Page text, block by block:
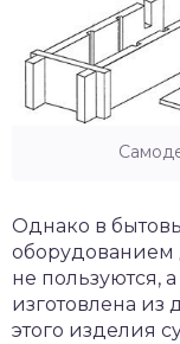
Однако в
оборудованием
не пользуются,
изготовлена
этого изделия